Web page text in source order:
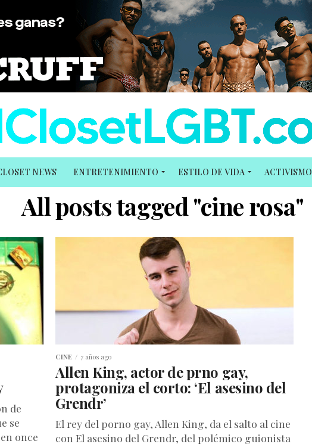
NEWS ENTRETENIMIENTO ESTILO DE VIDA ACTIVISMO
All posts tagged "cine rosa"
de
se
once
CINE 7 años ago
Allen King, actor de prno gay,
protagoniza el corto: ‘El asesino del
Grendr’
El rey del porno gay, Allen King, da el salto al cine
con El asesino del Grendr, del polémico guionista